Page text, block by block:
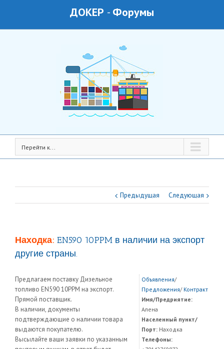
ДОКЕР - Форумы
Перейти к...
Предыдущая Следующая
Находка: EN590 10PPM в наличии на экспорт
другие страны.
Предлагаем поставку Дизельное
топливо EN590 10PPM на экспорт.
Прямой поставщик.
В наличии, документы
подтверждающие о наличии товара
выдаются покупателю.
Высылайте ваши заявки по указанным
Объявления/
Предложения/ Контракт
Имя/Предриятие:
Алена
Населенный пункт/
Порт:Находка
Телефоны: